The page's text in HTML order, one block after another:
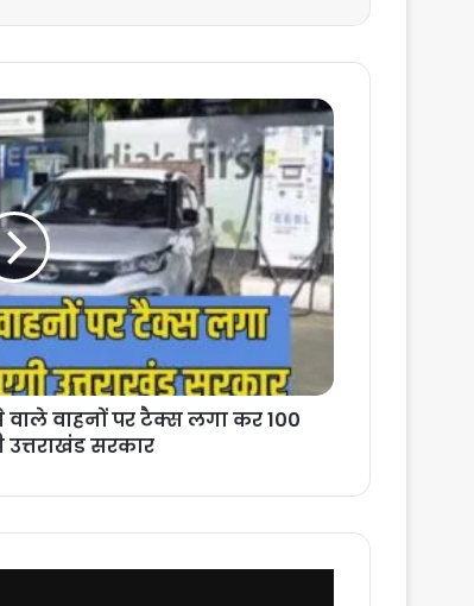
वाहनों पर टैक्स लगा कर 100
सरकार